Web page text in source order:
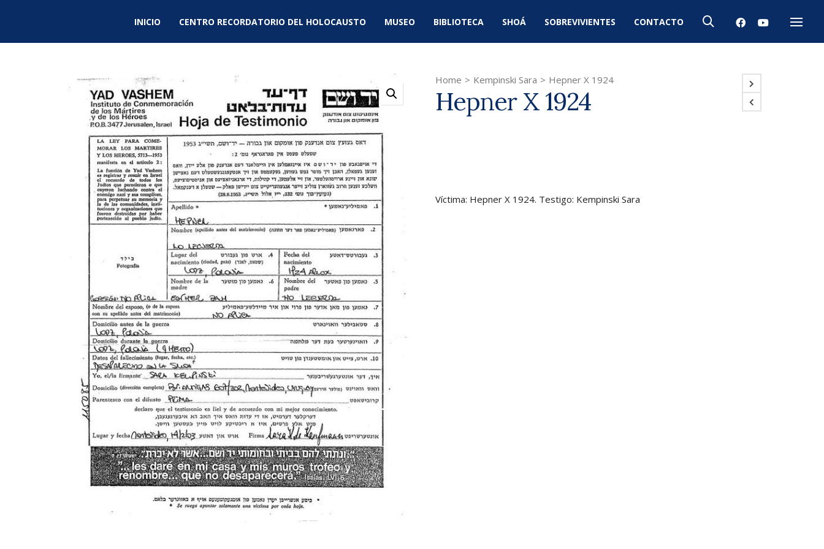
INICIO CENTRO RECORDATORIO DEL HOLOCAUSTO MUSEO BIBLIOTECA SHOÁ SOBREVIVIENTES CONTACTO
Menú
Home > Kempinski Sara > Hepner X 1924
Hepner X 1924
Víctima: Hepner X 1924. Testigo: Kempinski Sara